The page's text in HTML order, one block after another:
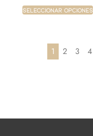
Seleccionar opciones
1 2 3 4